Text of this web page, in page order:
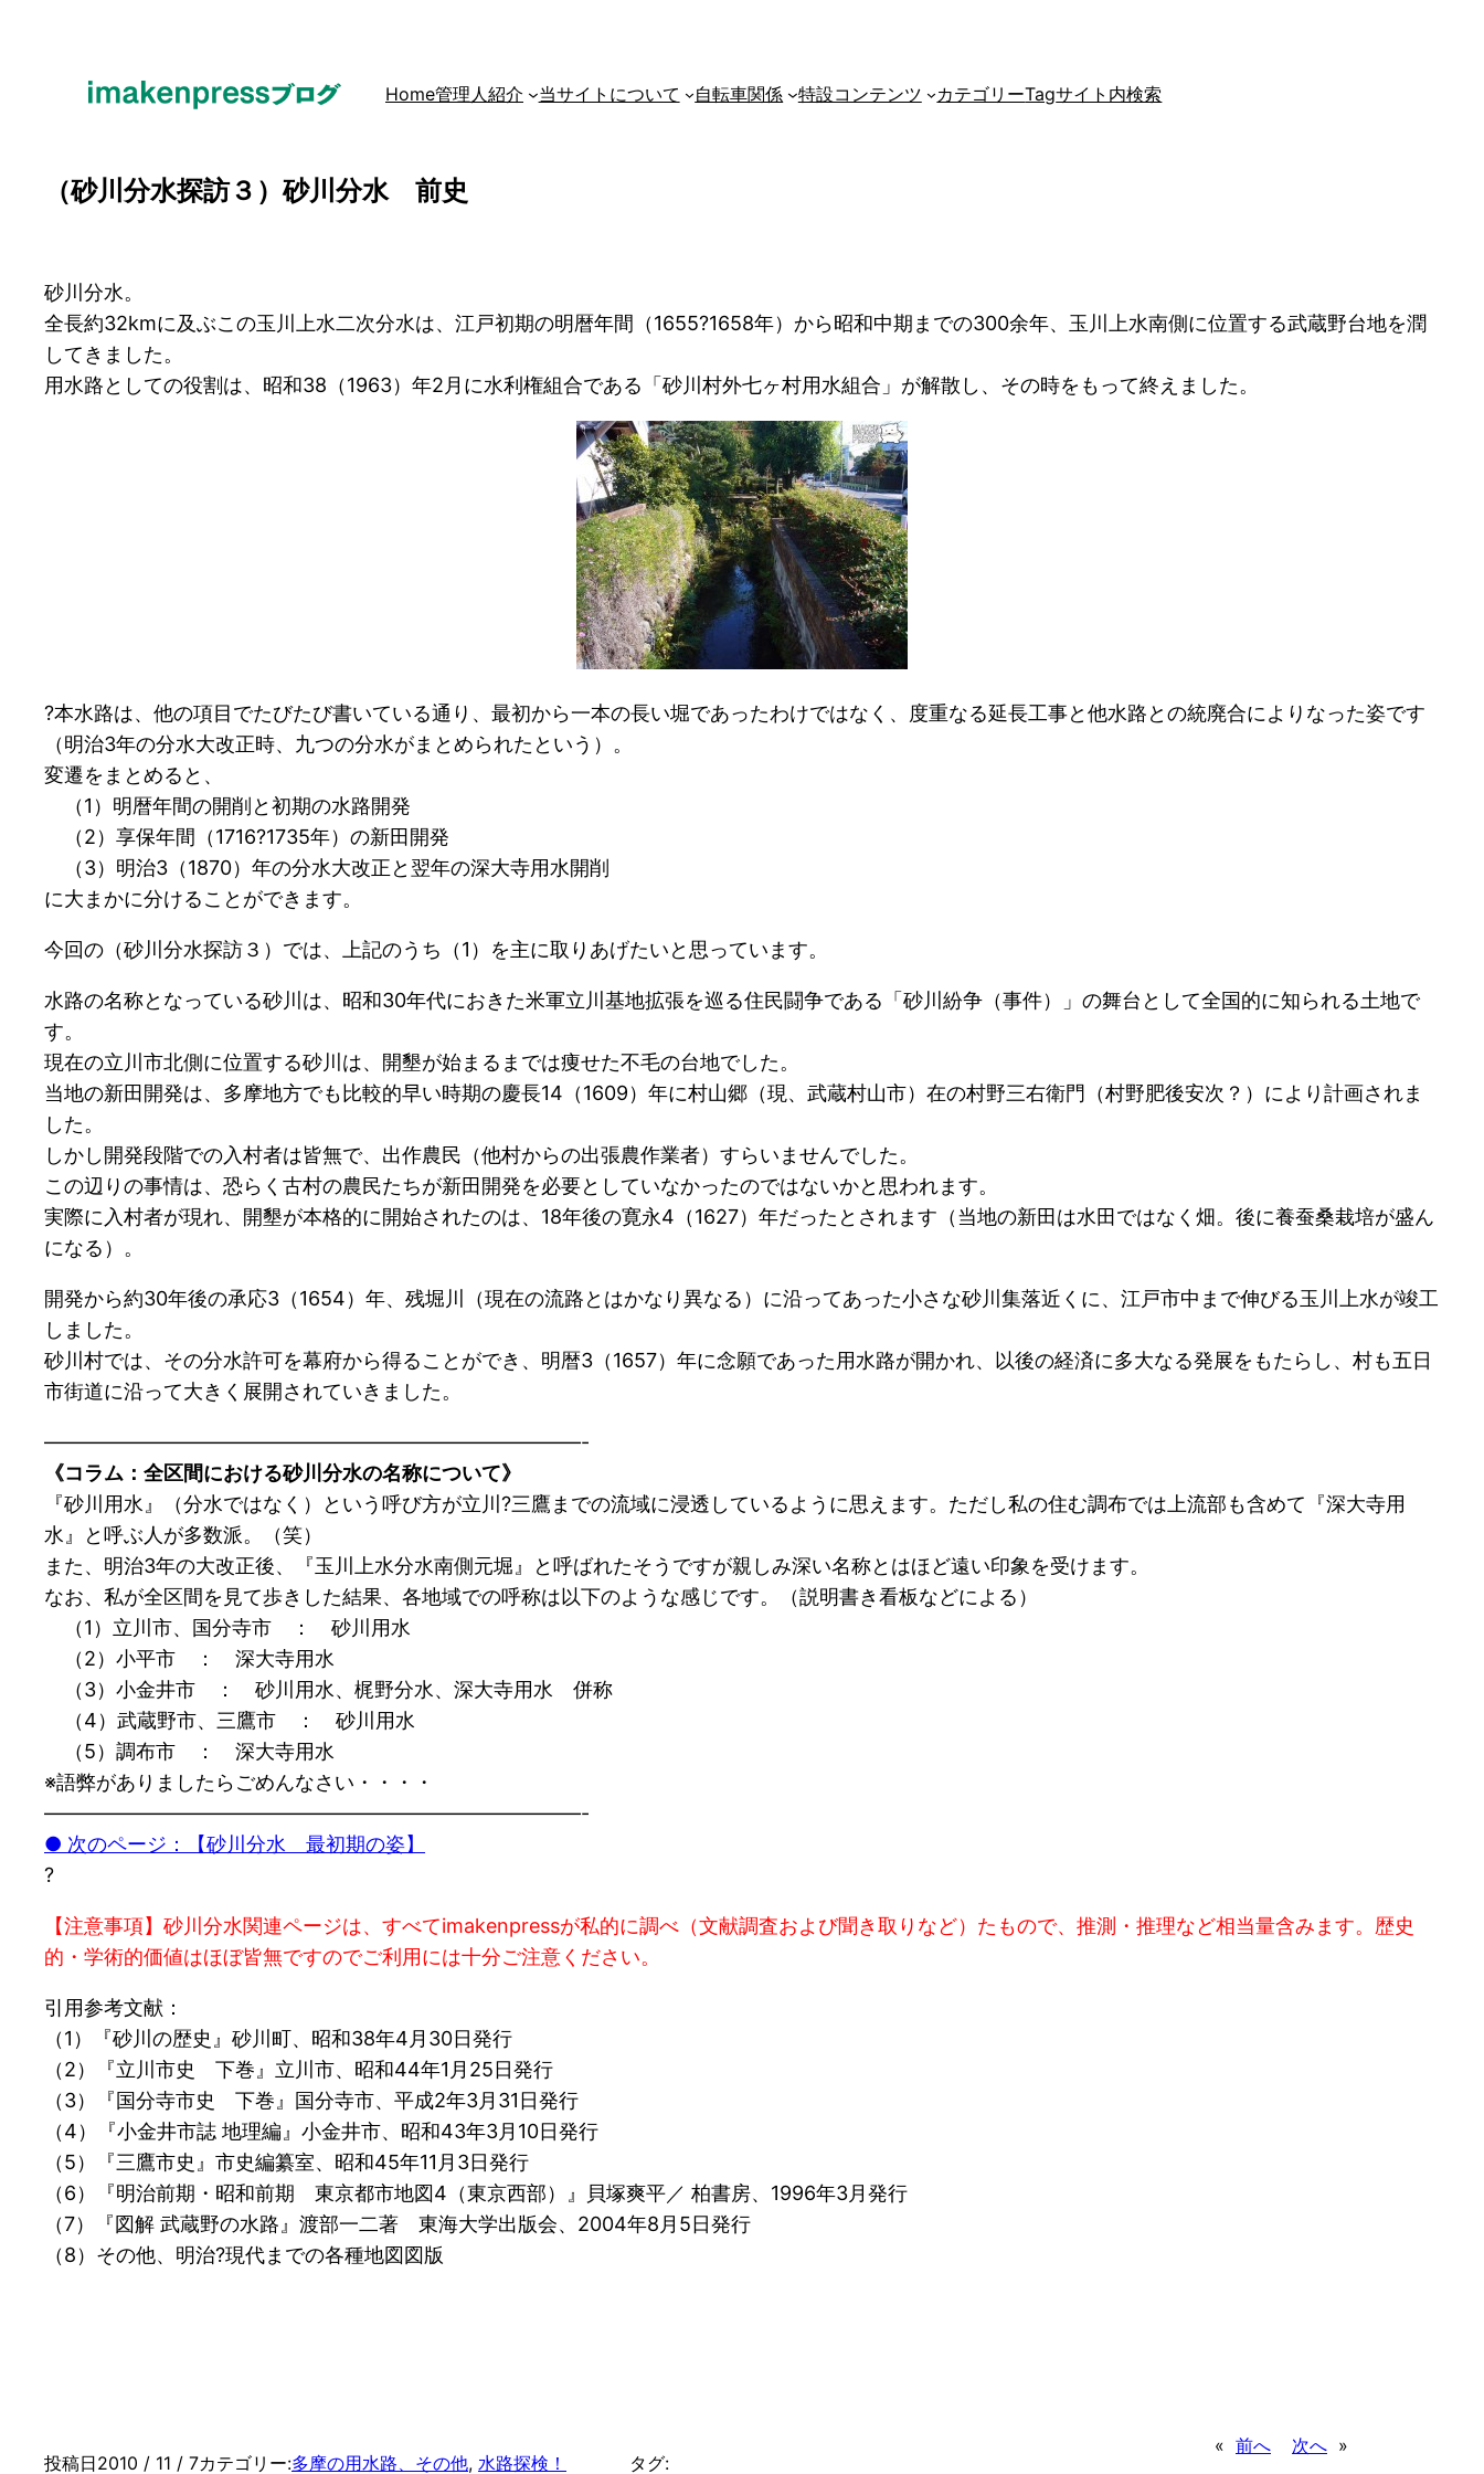
Home管理人紹介 当サイトについて 自転車関係 特設コンテンツ カテゴリーTagサイト内検索
（砂川分水探訪３）砂川分水 前史
砂川分水。
全長約32kmに及ぶこの玉川上水二次分水は、江戸初期の明暦年間（1655?1658年）から昭和中期までの300余年、玉川上水南側に位置する武蔵野台地を潤
してきました。
用水路としての役割は、昭和38（1963）年2月に水利権組合である「砂川村外七ヶ村用水組合」が解散し、その時をもって終えました。
?本水路は、他の項目でたびたび書いている通り、最初から一本の長い堀であったわけではなく、度重なる延長工事と他水路との統廃合によりなった姿です
（明治3年の分水大改正時、九つの分水がまとめられたという）。
変遷をまとめると、
（1）明暦年間の開削と初期の水路開発
（2）享保年間（1716?1735年）の新田開発
（3）明治3（1870）年の分水大改正と翌年の深大寺用水開削
に大まかに分けることができます。
今回の（砂川分水探訪３）では、上記のうち（1）を主に取りあげたいと思っています。
水路の名称となっている砂川は、昭和30年代におきた米軍立川基地拡張を巡る住民闘争である「砂川紛争（事件）」の舞台として全国的に知られる土地で
す。
現在の立川市北側に位置する砂川は、開墾が始まるまでは痩せた不毛の台地でした。
当地の新田開発は、多摩地方でも比較的早い時期の慶長14（1609）年に村山郷（現、武蔵村山市）在の村野三右衛門（村野肥後安次？）により計画されま
した。
しかし開発段階での入村者は皆無で、出作農民（他村からの出張農作業者）すらいませんでした。
この辺りの事情は、恐らく古村の農民たちが新田開発を必要としていなかったのではないかと思われます。
実際に入村者が現れ、開墾が本格的に開始されたのは、18年後の寛永4（1627）年だったとされます（当地の新田は水田ではなく畑。後に養蚕桑栽培が盛ん
になる）。
開発から約30年後の承応3（1654）年、残堀川（現在の流路とはかなり異なる）に沿ってあった小さな砂川集落近くに、江戸市中まで伸びる玉川上水が竣工
しました。
砂川村では、その分水許可を幕府から得ることができ、明暦3（1657）年に念願であった用水路が開かれ、以後の経済に多大なる発展をもたらし、村も五日
市街道に沿って大きく展開されていきました。
———————————————————————————-
《コラム：全区間における砂川分水の名称について》
『砂川用水』（分水ではなく）という呼び方が立川?三鷹までの流域に浸透しているように思えます。ただし私の住む調布では上流部も含めて『深大寺用
水』と呼ぶ人が多数派。（笑）
また、明治3年の大改正後、『玉川上水分水南側元堀』と呼ばれたそうですが親しみ深い名称とはほど遠い印象を受けます。
なお、私が全区間を見て歩きした結果、各地域での呼称は以下のような感じです。（説明書き看板などによる）
（1）立川市、国分寺市 ： 砂川用水
（2）小平市 ： 深大寺用水
（3）小金井市 ： 砂川用水、梶野分水、深大寺用水 併称
（4）武蔵野市、三鷹市 ： 砂川用水
（5）調布市 ： 深大寺用水
※語弊がありましたらごめんなさい・・・・
———————————————————————————-
● 次のページ：【砂川分水 最初期の姿】
?
【注意事項】砂川分水関連ページは、すべてimakenpressが私的に調べ（文献調査および聞き取りなど）たもので、推測・推理など相当量含みます。歴史
的・学術的価値はほぼ皆無ですのでご利用には十分ご注意ください。
引用参考文献：
（1）『砂川の歴史』砂川町、昭和38年4月30日発行
（2）『立川市史 下巻』立川市、昭和44年1月25日発行
（3）『国分寺市史 下巻』国分寺市、平成2年3月31日発行
（4）『小金井市誌 地理編』小金井市、昭和43年3月10日発行
（5）『三鷹市史』市史編纂室、昭和45年11月3日発行
（6）『明治前期・昭和前期 東京都市地図4（東京西部）』貝塚爽平／ 柏書房、1996年3月発行
（7）『図解 武蔵野の水路』渡部一二著 東海大学出版会、2004年8月5日発行
（8）その他、明治?現代までの各種地図図版
投稿日2010 / 11 / 7カテゴリー:多摩の用水路、その他, 水路探検！ タグ:
« 前へ 次へ »